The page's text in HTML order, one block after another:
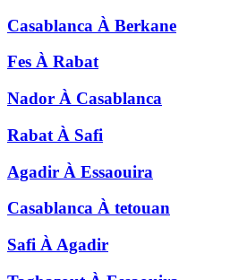
Casablanca À Berkane
Fes À Rabat
Nador À Casablanca
Rabat À Safi
Agadir À Essaouira
Casablanca À tetouan
Safi À Agadir